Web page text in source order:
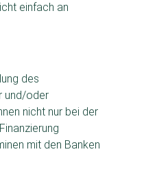
einfach an
des
und/oder
nicht nur bei der
mit den Banken